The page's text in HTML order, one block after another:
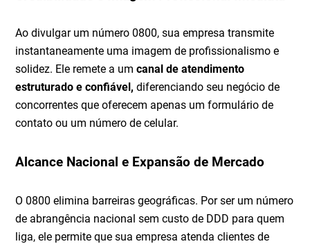
Ao divulgar um número 0800, sua empresa transmite
instantaneamente uma imagem de profissionalismo e
solidez. Ele remete a umcanal de atendimento
estruturado e confiável, diferenciando seu negócio de
concorrentes que oferecem apenas um formulário de
contato ou um número de celular.
Alcance Nacional e Expansão de Mercado
O 0800 elimina barreiras geográficas. Por ser um número
de abrangência nacional sem custo de DDD para quem
liga, ele permite que sua empresa atenda clientes de